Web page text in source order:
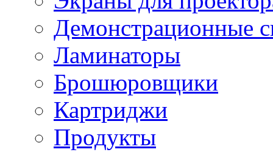
Демонстрационные
Ламинаторы
Брошюровщики
Картриджи
Продукты